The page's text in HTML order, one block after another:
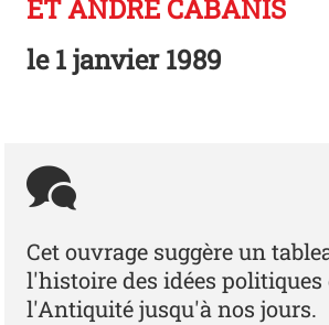
ET ANDRÉ CABANIS
le1 janvier 1989
Cet ouvrage suggère un
l'histoire des idées politiques
l'Antiquité jusqu'à nos jours.